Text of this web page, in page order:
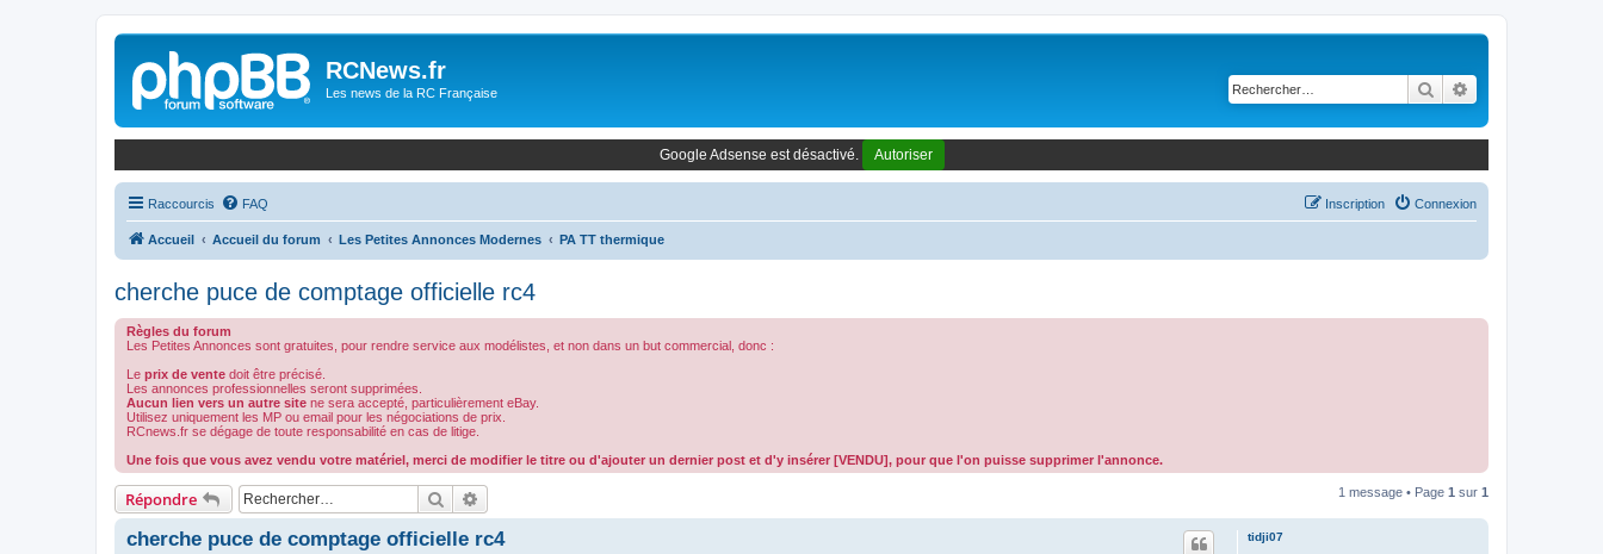
RCNews.fr
Les news de la RC Française Rechercher
Google Adsense est désactivé. Autoriser
Raccourcis FAQ Connexion
Inscription
Accueil Accueil du forum Les Petites Annonces Modernes PA TT thermique
cherche puce de comptage officielle rc4
Règles du forum
Les Petites Annonces sont gratuites, pour rendre service aux modélistes, et non dans un but commercial, donc :
Le prix de vente doit être précisé.
Les annonces professionnelles seront supprimées.
Aucun lien vers un autre site ne sera accepté, particulièrement eBay.
Utilisez uniquement les MP ou email pour les négociations de prix.
RCnews.fr se dégage de toute responsabilité en cas de litige.
Une fois que vous avez vendu votre matériel, merci de modifier le titre ou d'ajouter un dernier post et d'y insérer [VENDU], pour que l'on puisse supprimer l'annonce.
Répondre Rechercher 1 message • Page 1 sur 1
tidji07
cherche puce de comptage officielle rc4